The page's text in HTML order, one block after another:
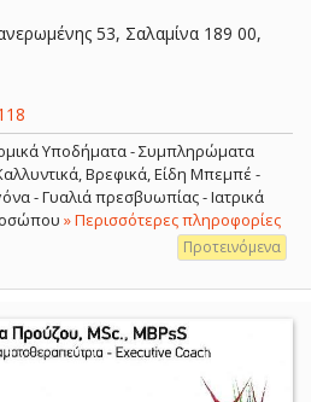
53, Σαλαμίνα 189 00,
Υποδήματα - Συμπληρώματα
Βρεφικά, Είδη Μπεμπέ -
- Γυαλιά πρεσβυωπίας - Ιατρικά
» Περισσότερες πληροφορίες
Προτεινόμενα